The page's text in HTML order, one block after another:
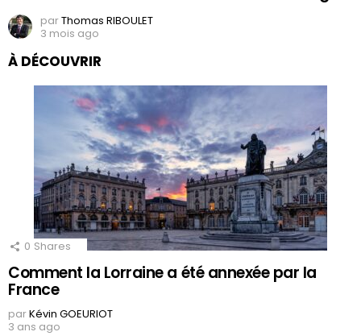
parThomas RIBOULET
3 mois ago
À DÉCOUVRIR
0 Shares
Comment la Lorraine a été annexée par la
France
parKévin GOEURIOT
3 ans ago